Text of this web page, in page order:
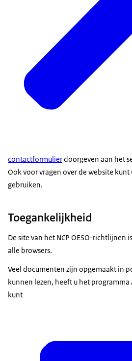
contactformulierdoorgeven aan het
Ook voor vragen over de website
gebruiken.
Toegankelijkheid
De site van het NCP OESO-richtlijnen
alle browsers.
Veel documenten zijn opgemaakt in
kunnen lezen, heeft u het programma
kunt